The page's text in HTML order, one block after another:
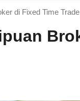
di Fixed Time